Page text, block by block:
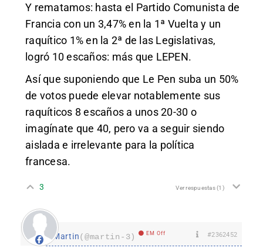
Y rematamos: hasta el Partido Comunista de
Francia con un 3,47% en la 1ª Vuelta y un
raquítico 1% en la 2ª de las Legislativas,
logró 10 escaños: más que LEPEN.
Así que suponiendo que Le Pen suba un 50%
de votos puede elevar notablemente sus
raquíticos 8 escaños a unos 20-30 o
imagínate que 40, pero va a seguir siendo
aislada e irrelevante para la política
francesa.
3 Ver respuestas(1)
Martin(@martin-3) EM Off #2362452